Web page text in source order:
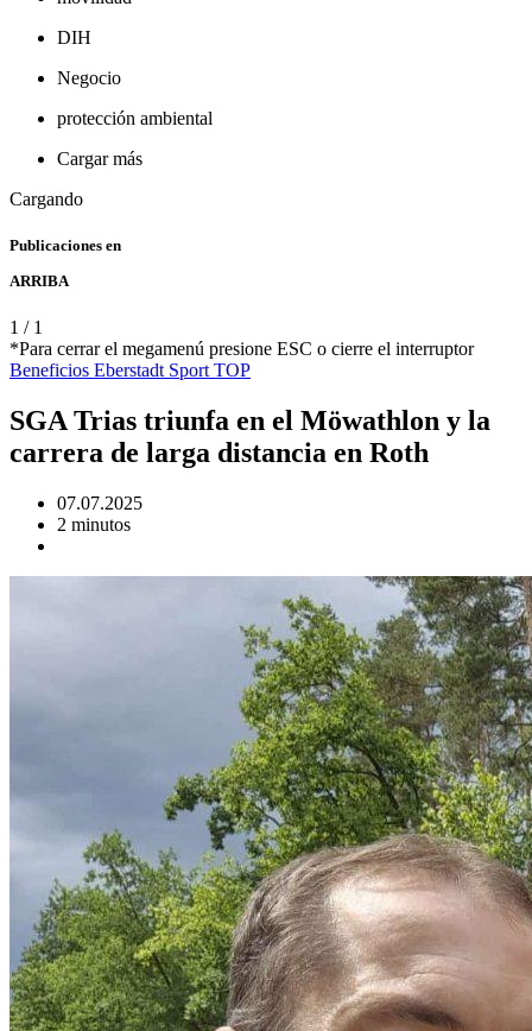
DIH
Negocio
protección ambiental
Cargar más
Cargando
Publicaciones en
ARRIBA
1 / 1
*Para cerrar el megamenú presione ESC o cierre el interruptor
Beneficios Eberstadt Sport TOP
SGA Trias triunfa en el Möwathlon y la
carrera de larga distancia en Roth
07.07.2025
2 minutos